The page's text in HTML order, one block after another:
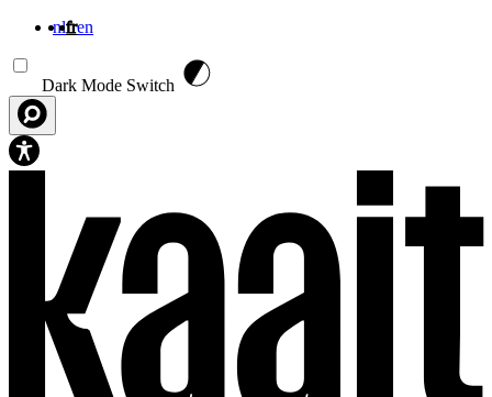
nlfren
Dark Mode Switch